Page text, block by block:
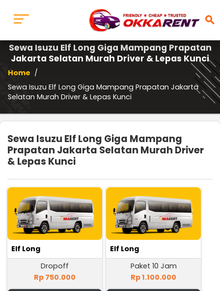
search
Sewa Isuzu Elf Long Giga Mampang Prapatan
Jakarta Selatan Murah Driver & Lepas Kunci
Home /
Sewa Isuzu Elf Long Giga Mampang Prapatan Jakarta
Selatan Murah Driver & Lepas Kunci
Sewa Isuzu Elf Long Giga Mampang
Prapatan Jakarta Selatan Murah Driver
& Lepas Kunci
Elf Long
Dropoff
Rp 750.000
Elf Long
Paket 10 Jam
Rp 1.100.000